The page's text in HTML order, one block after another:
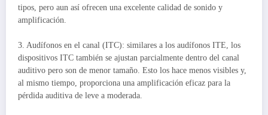
tipos, pero aun así ofrecen una excelente calidad de sonido y
amplificación.
3. Audífonos en el canal (ITC): similares a los audífonos ITE, los
dispositivos ITC también se ajustan parcialmente dentro del canal
auditivo pero son de menor tamaño. Esto los hace menos visibles y,
al mismo tiempo, proporciona una amplificación eficaz para la
pérdida auditiva de leve a moderada.